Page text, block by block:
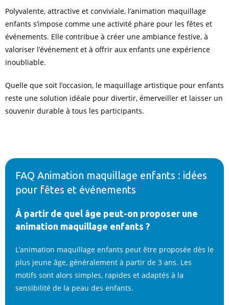
Polyvalente, attractive et conviviale, l’animation maquillage
enfants s’impose comme une activité phare pour les fêtes et
événements. Elle contribue à créer une ambiance festive, à
valoriser l’événement et à offrir aux enfants une expérience
inoubliable.
Quelle que soit l’occasion, le maquillage artistique pour enfants
reste une solution idéale pour divertir, émerveiller et laisser un
souvenir durable à tous les participants.
FAQ Animation maquillage enfants : idées
pour fêtes et événements
À partir de quel âge peut-on proposer une
animation maquillage enfants ?
L’animation maquillage enfants peut être proposée dès le
plus jeune âge, généralement à partir de 3 ans. Les
motifs sont alors simples, rapides et adaptés à la
sensibilité de la peau des enfants.